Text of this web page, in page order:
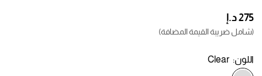
(شامل ضريبة القيمة المضافة)
اللون:Clear